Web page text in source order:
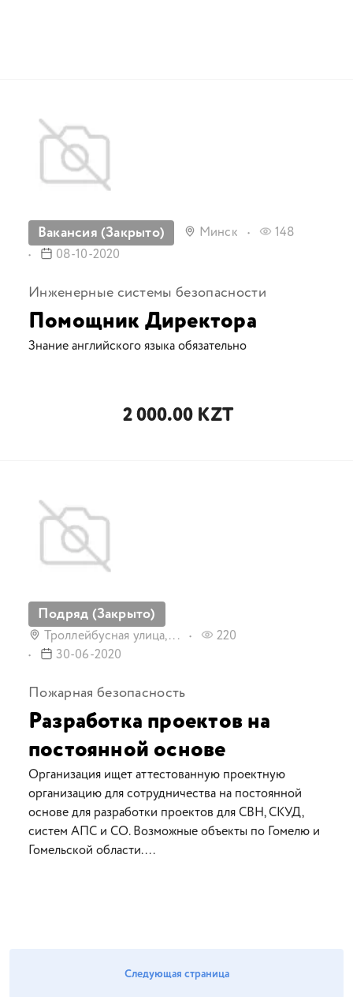
Вакансия (Закрыто) Минск
148
08-10-2020
Инженерные системы безопасности
Помощник Директора
Знание английского языка обязательно
2 000.00 KZT
Подряд (Закрыто)
Троллейбусная улица,...
220
30-06-2020
Пожарная безопасность
Разработка проектов на
постоянной основе
Организация ищет аттестованную проектную
организацию для сотрудничества на постоянной
основе для разработки проектов для СВН, СКУД,
систем АПС и СО. Возможные объекты по Гомелю и
Гомельской области. ...
Следующая страница